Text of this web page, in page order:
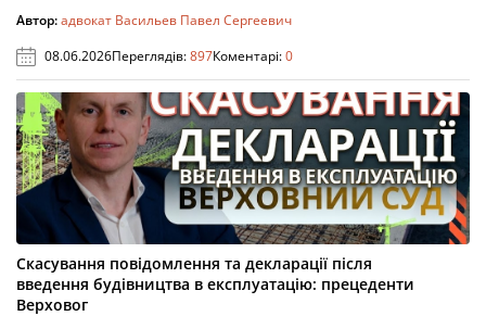
Автор:адвокат Васильев Павел Сергеевич
08.06.2026Переглядів:897Коментарі:0
Скасування повідомлення та декларації після
введення будівництва в експлуатацію: прецеденти
Верховог